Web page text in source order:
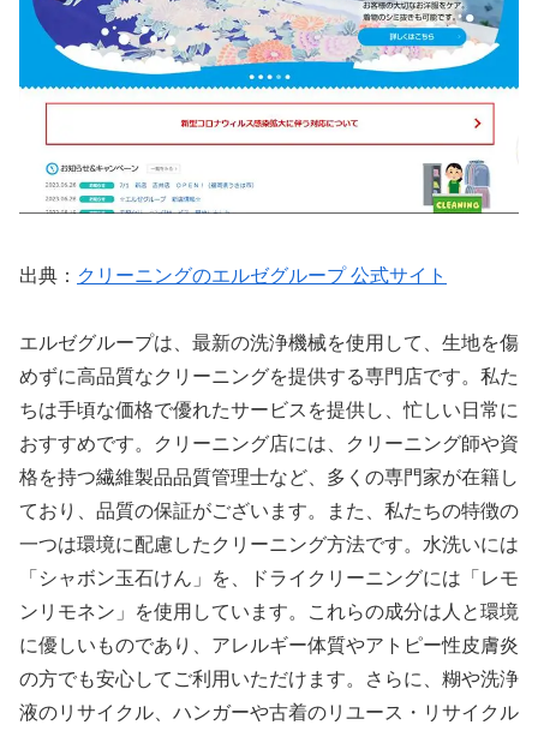
出典： クリーニングのエルゼグループ 公式サイト
エルゼグループは、最新の洗浄機械を使用して、生地を傷
めずに高品質なクリーニングを提供する専門店です。私た
ちは手頃な価格で優れたサービスを提供し、忙しい日常に
おすすめです。クリーニング店には、クリーニング師や資
格を持つ繊維製品品質管理士など、多くの専門家が在籍し
ており、品質の保証がございます。また、私たちの特徴の
一つは環境に配慮したクリーニング方法です。水洗いには
「シャボン玉石けん」を、ドライクリーニングには「レモ
ンリモネン」を使用しています。これらの成分は人と環境
に優しいものであり、アレルギー体質やアトピー性皮膚炎
の方でも安心してご利用いただけます。さらに、糊や洗浄
液のリサイクル、ハンガーや古着のリユース・リサイクル